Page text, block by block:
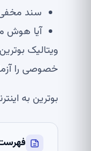
سند
آیا هوش
ویتالیک
خصوصی را
بوترین به